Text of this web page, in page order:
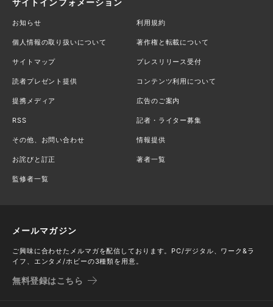
お知らせ 利用規約
個人情報の取り扱いについて 著作権と転載について
サイトマップ プレスリリース受付
読者プレゼント提供 コンテンツ利用について
提携メディア 広告のご案内
RSS 記者・ライター募集
その他、お問い合わせ 情報提供
お詫びと訂正 著者一覧
監修者一覧
メールマガジン
ご興味に合わせたメルマガを配信しております。PC/デジタル、ワーク&ラ
イフ、エンタメ/ホビーの3種類を用意。
無料登録はこちら